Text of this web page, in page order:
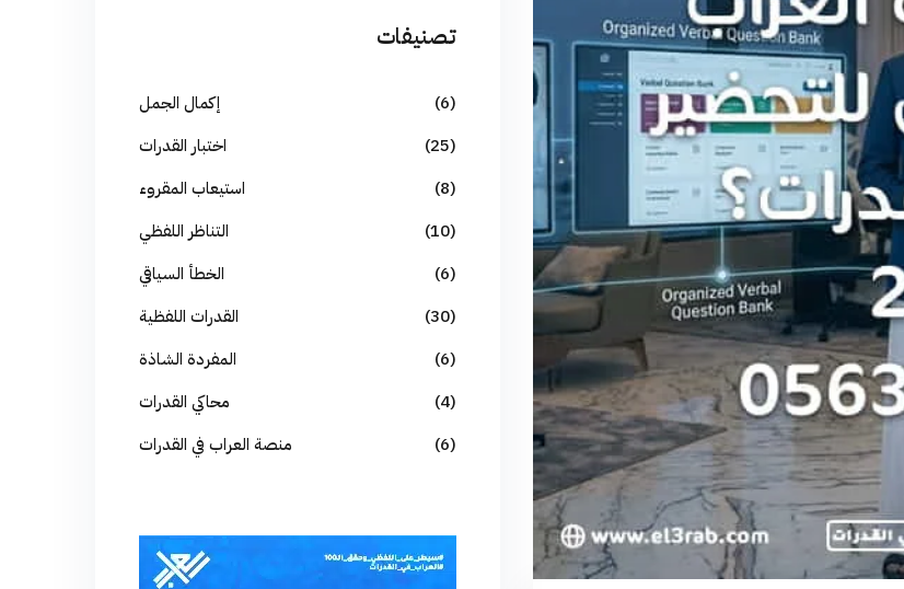
تصنيفات
إكمال الجمل
(6)
اختبار القدرات
(25)
استيعاب المقروء
(8)
التناظر اللفظي
(10)
الخطأ السياقي
(6)
القدرات اللفظية
(30)
المفردة الشاذة
(6)
محاكي القدرات
(4)
منصة العراب في القدرات
(6)